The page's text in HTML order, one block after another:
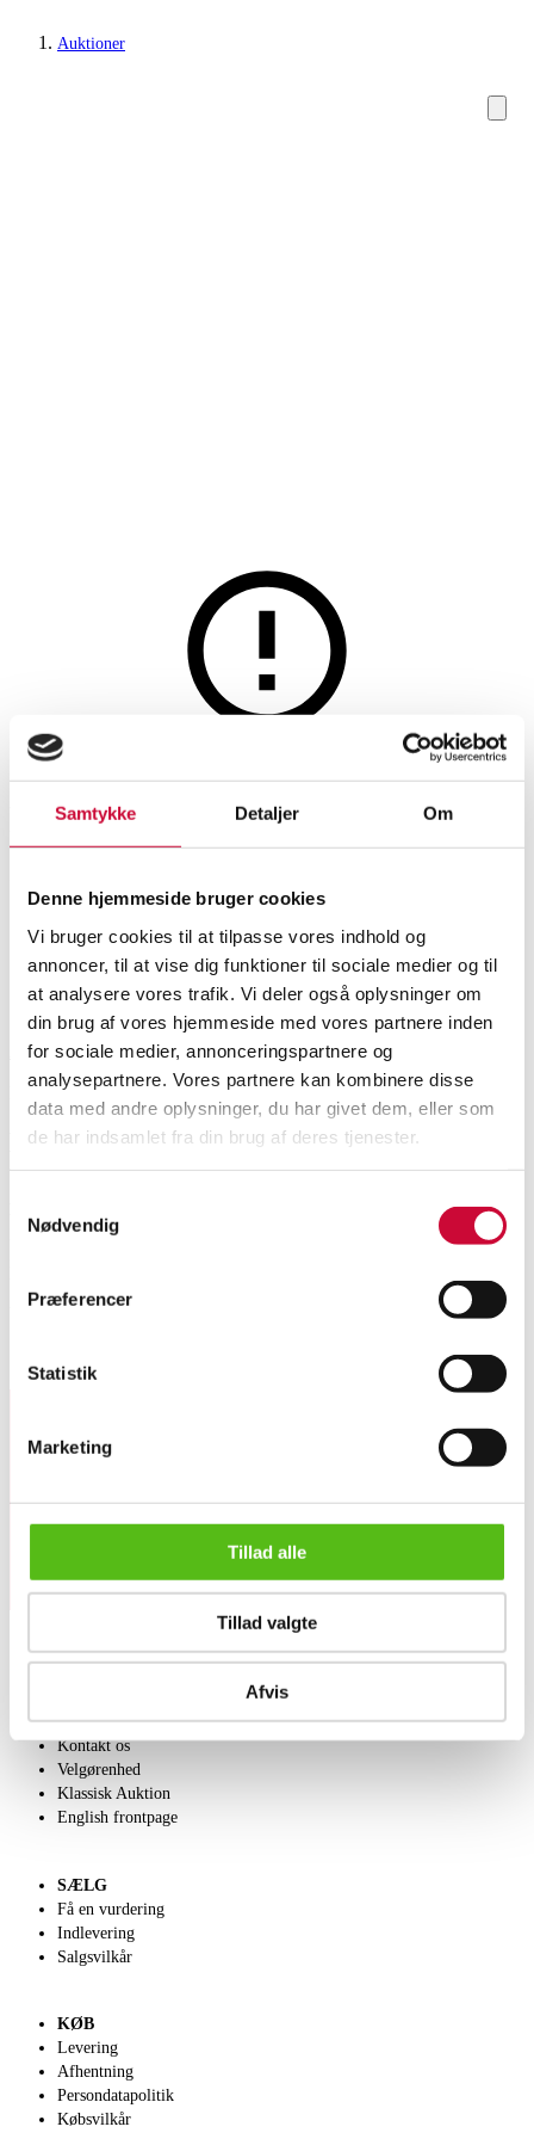
Samtykke Detaljer Om
Denne hjemmeside bruger cookies
Vi bruger cookies til at tilpasse vores indhold og
annoncer, til at vise dig funktioner til sociale medier og til
at analysere vores trafik. Vi deler også oplysninger om
din brug af vores hjemmeside med vores partnere inden
for sociale medier, annonceringspartnere og
analysepartnere. Vores partnere kan kombinere disse
data med andre oplysninger, du har givet dem, eller som
de har indsamlet fra din brug af deres tjenester.
Nødvendig
Præferencer
Statistik
Marketing
Tillad alle
Tillad valgte
Afvis
Auktioner
Øreringe
Par brillant ørestikker af 14 kt guld med 4.00 ct. Lab Grown...
Par brillant ørestikker af 14 kt
guld med 4.00 ct. Lab Grown
diamanter (2)
SHOWROOM
Aalborg
VURDERING
DKK 16.000
VARENUMMER
6538799
Nyproduceret vare Momsvare
Beskrivelse
Denne vare er sat til omsalg under nyt varenummer 6545944
Par brillant / solitaire ørestikker af 14 kt guld, prydet med brillant slebet lab
VVS-VS. Stemplet: 14K. Vægt: 2,0 gram. Ligger i sort velourpose. Ny og
ubrugt. (2)
Tilmeld dig vores nyhedsbrev og modtag nyheder samt
Om Lauritz.com
Kontakt os
Velgørenhed
Klassisk Auktion
English frontpage
SÆLG
Få en vurdering
Indlevering
Salgsvilkår
KØB
Levering
Afhentning
Persondatapolitik
Købsvilkår